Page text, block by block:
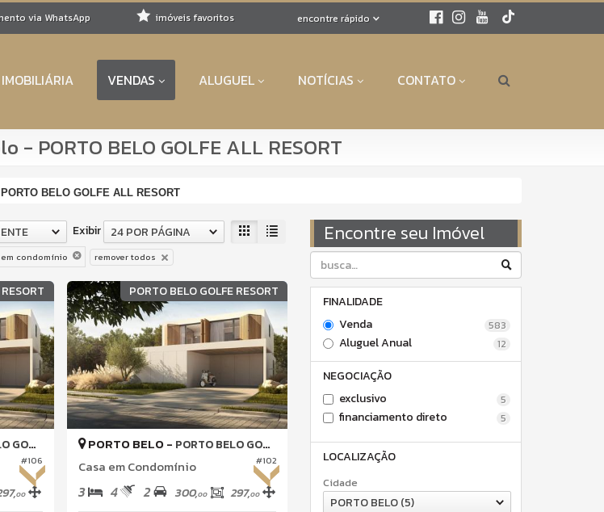
via WhatsApp encontre rápido
imóveis favoritos
VENDAS ALUGUEL NOTÍCIAS CONTATO
PORTO BELO GOLFE ALL RESORT
PORTO BELO GOLFE ALL RESORT
Encontre seu Imóvel
FINALIDADE
Venda
583
Aluguel Anual 12
NEGOCIAÇÃO
exclusivo
5
financiamento direto 5
LOCALIZAÇÃO
Cidade
PORTO BELO (5)
Exibir 24 POR PÁGINA
condomínio remover todos
#106
RESORT
00
PORTO BELO GOLFE RESORT
#102
PORTO BELO - PORTO BELO GOLFE ALL RESORT
Casa em Condomínio
3 4 2 300,00 297,00